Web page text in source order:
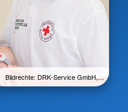
Bildrechte: DRK-Service GmbH,…